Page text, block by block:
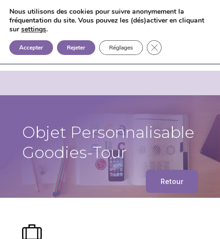
Objet Personnalisable
Goodies-Tour
Retour
Nous utilisons des cookies pour suivre anonymement la
fréquentation du site. Vous pouvez les (dés)activer en cliquant
sursettings.
Accepter Rejeter Réglages Fermer la bannière